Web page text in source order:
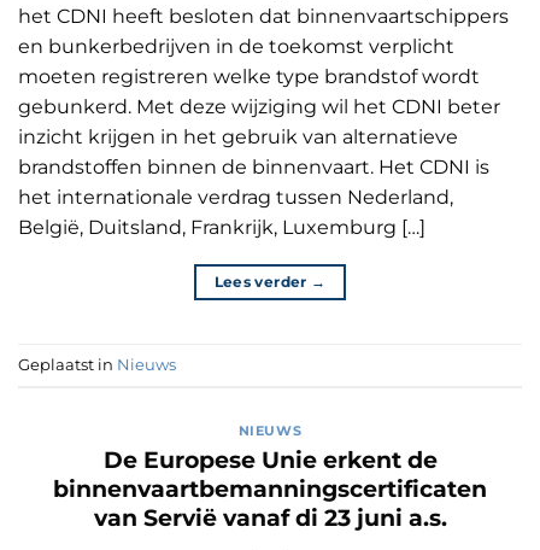
het CDNI heeft besloten dat binnenvaartschippers
en bunkerbedrijven in de toekomst verplicht
moeten registreren welke type brandstof wordt
gebunkerd. Met deze wijziging wil het CDNI beter
inzicht krijgen in het gebruik van alternatieve
brandstoffen binnen de binnenvaart. Het CDNI is
het internationale verdrag tussen Nederland,
België, Duitsland, Frankrijk, Luxemburg […]
Lees verder →
Geplaatst in Nieuws
NIEUWS
De Europese Unie erkent de
binnenvaartbemanningscertificaten
van Servië vanaf di 23 juni a.s.